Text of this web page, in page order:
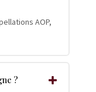
AOP,
?